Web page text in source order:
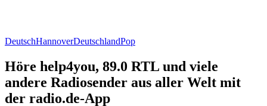
DeutschHannoverDeutschlandPop
Höre help4you, 89.0 RTL und viele
andere Radiosender aus aller Welt mit
der radio.de-App